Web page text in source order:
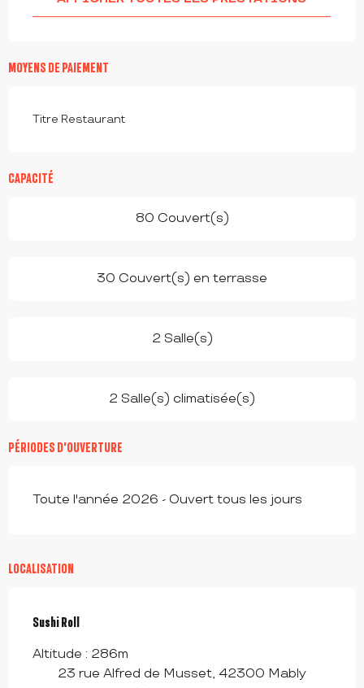
MOYENS DE PAIEMENT
Titre Restaurant
CAPACITÉ
80 Couvert(s)
30 Couvert(s) en terrasse
2 Salle(s)
2 Salle(s) climatisée(s)
PÉRIODES D'OUVERTURE
Toute l'année 2026 - Ouvert tous les jours
LOCALISATION
Sushi Roll
Altitude : 286m
23 rue Alfred de Musset, 42300 Mably